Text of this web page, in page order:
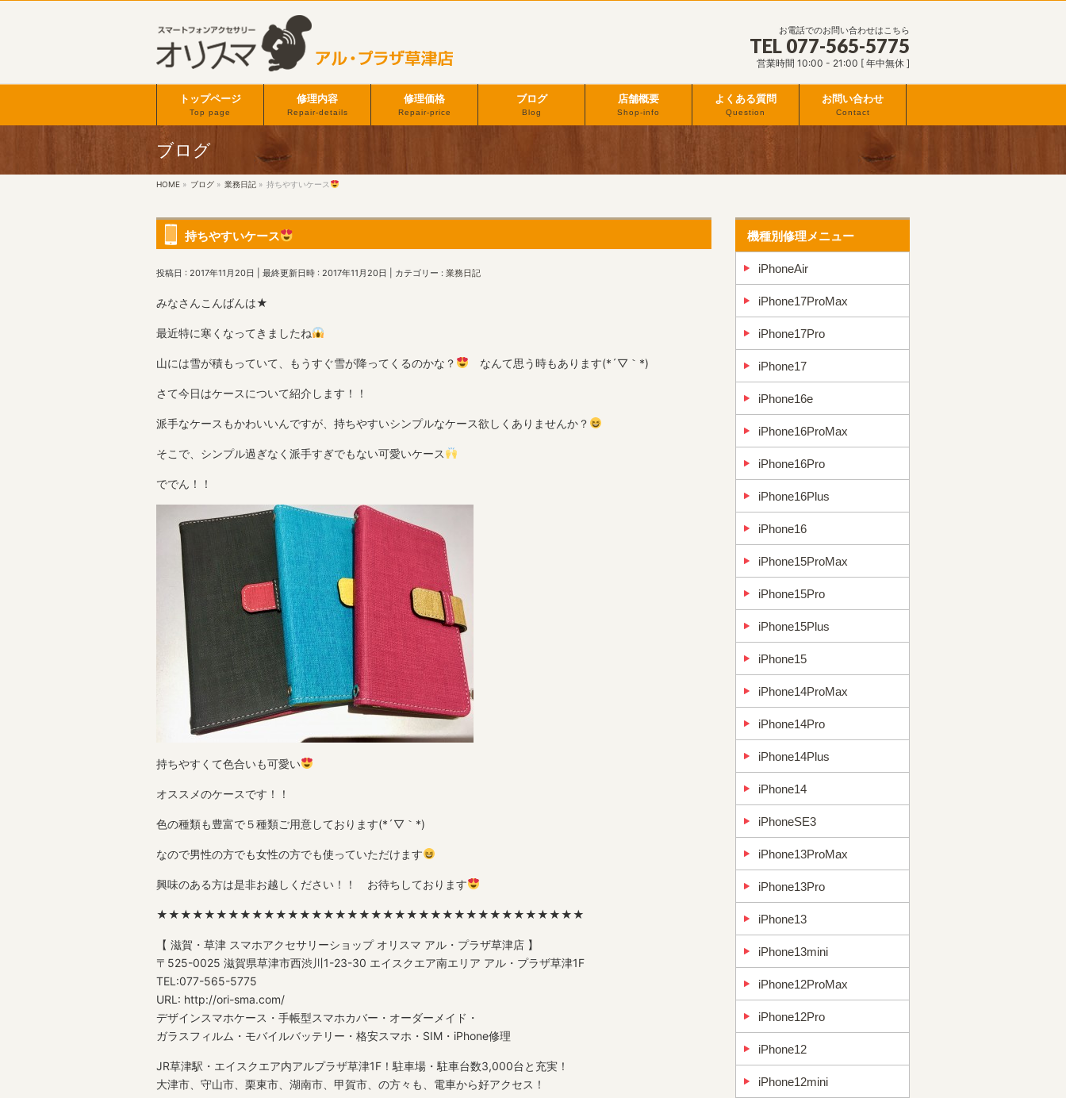
お電話でのお問い合わせはこちら
TEL 077-565-5775
営業時間 10:00 - 21:00 [ 年中無休 ]
トップページ
Top page
修理内容
Repair-details
修理価格
Repair-price
ブログ
Blog
店舗概要
Shop-info
よくある質問
Question
お問い合わせ
Contact
ブログ
HOME » ブログ » 業務日記 » 持ちやすいケース
持ちやすいケース
投稿日 : 2017年11月20日 最終更新日時 : 2017年11月20日 カテゴリー : 業務日記
みなさんこんばんは★
最近特に寒くなってきましたね
山には雪が積もっていて、もうすぐ雪が降ってくるのかな？ なんて思う時もあります(*´▽｀*)
さて今日はケースについて紹介します！！
派手なケースもかわいいんですが、持ちやすいシンプルなケース欲しくありませんか？
そこで、シンプル過ぎなく派手すぎでもない可愛いケース
ででん！！
持ちやすくて色合いも可愛い
オススメのケースです！！
色の種類も豊富で５種類ご用意しております(*´▽｀*)
なので男性の方でも女性の方でも使っていただけます
興味のある方は是非お越しください！！ お待ちしております
★★★★★★★★★★★★★★★★★★★★★★★★★★★★★★★★★★★★
【 滋賀・草津 スマホアクセサリーショップ オリスマ アル・プラザ草津店 】
〒525-0025 滋賀県草津市西渋川1-23-30 エイスクエア南エリア アル・プラザ草津1F
TEL:077-565-5775
URL: http://ori-sma.com/
デザインスマホケース・手帳型スマホカバー・オーダーメイド・
ガラスフィルム・モバイルバッテリー・格安スマホ・SIM・iPhone修理
JR草津駅・エイスクエア内アルプラザ草津1F！駐車場・駐車台数3,000台と充実！
大津市、守山市、栗東市、湖南市、甲賀市、の方々も、電車から好アクセス！
機種別修理メニュー
iPhoneAir
iPhone17ProMax
iPhone17Pro
iPhone17
iPhone16e
iPhone16ProMax
iPhone16Pro
iPhone16Plus
iPhone16
iPhone15ProMax
iPhone15Pro
iPhone15Plus
iPhone15
iPhone14ProMax
iPhone14Pro
iPhone14Plus
iPhone14
iPhoneSE3
iPhone13ProMax
iPhone13Pro
iPhone13
iPhone13mini
iPhone12ProMax
iPhone12Pro
iPhone12
iPhone12mini